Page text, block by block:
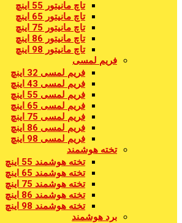
تاچ مانیتور 55 اینچ
تاچ مانیتور 65 اینچ
تاچ مانیتور 75 اینچ
تاچ مانیتور 86 اینچ
تاچ مانیتور 98 اینچ
فریم لمسی
فریم لمسی 32 اینچ
فریم لمسی 43 اینچ
فریم لمسی 55 اینچ
فریم لمسی 65 اینچ
فریم لمسی 75 اینچ
فریم لمسی 86 اینچ
فریم لمسی 98 اینچ
تخته هوشمند
تخته هوشمند 55 اینچ
تخته هوشمند 65 اینچ
تخته هوشمند 75 اینچ
تخته هوشمند 86 اینچ
تخته هوشمند 98 اینچ
برد هوشمند